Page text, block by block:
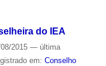
do IEA
2015 — última
em: Conselho